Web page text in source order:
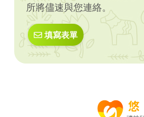
所將儘速與您連絡。
填寫表單